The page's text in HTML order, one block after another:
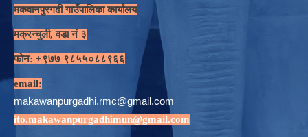
मकवानपुरगढी गाउँपालिका कार्यालय
मक्रन्चुली, वडा नं ३
फोन: +९७७ ९८५५०८८९६६
email:
makawanpurgadhi.rmc@gmail.com
ito.makawanpurgadhimun@gmail.com